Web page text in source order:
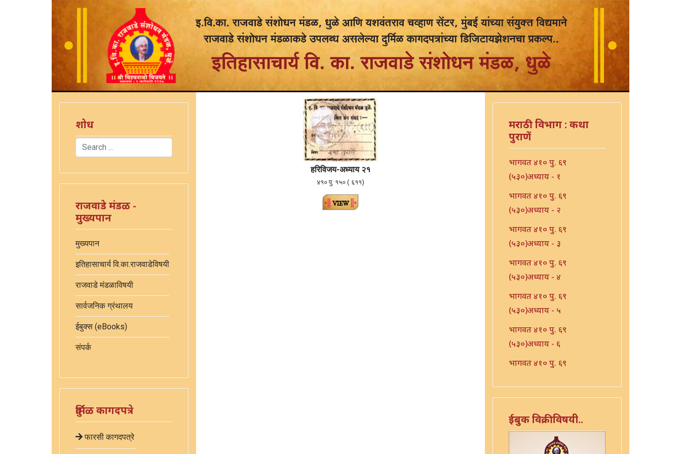
शोध
Search
राजवाडे मंडळ -
मुख्यपान
मुख्यपान
इतिहासाचार्य वि.का.राजवाडेविषयी
राजवाडे मंडळाविषयी
सार्वजनिक ग्रंथालय
ईबुक्स (eBooks)
संपर्क
दुर्मिळ कागदपत्रे
फारसी कागदपत्रे
हरिविजय-अध्याय २१
४१० पु. १५० ( ६११)
मराठी विभाग : कथा
पुराणें
भागवत ४१० पु. ६९
(५३०)अध्याय - १
भागवत ४१० पु. ६९
(५३०)अध्याय - २
भागवत ४१० पु. ६९
(५३०)अध्याय - ३
भागवत ४१० पु. ६९
(५३०)अध्याय - ४
भागवत ४१० पु. ६९
(५३०)अध्याय - ५
भागवत ४१० पु. ६९
(५३०)अध्याय - ६
भागवत ४१० पु. ६९
भारत - ४१० पु १०६ (५६७)
भारत - ४१० पु १०८(५६९)
भारत ४१० पु. ९०(५५१)
ईबुक विक्रीविषयी..